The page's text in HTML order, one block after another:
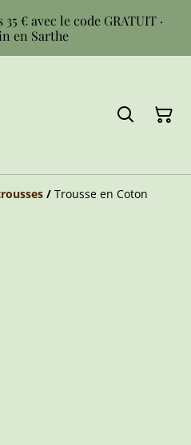
€ avec le code GRATUIT ·
en Sarthe
/ Trousse en Coton